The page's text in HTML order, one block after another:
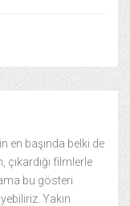
en başında belki de
filmlerle
bu gösteri
Yakın